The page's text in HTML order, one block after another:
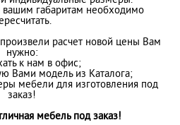
габаритам необходимо
расчет новой цены Вам
нужно:
к нам в офис;
Вами модель из Каталога;
мебели для изготовления под
заказ!
мебель под заказ!